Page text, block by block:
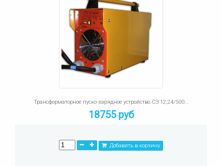
Трансформаторное пуско-зарядное устройство СЗ 12;24/500...
18755 руб
Добавить в корзину